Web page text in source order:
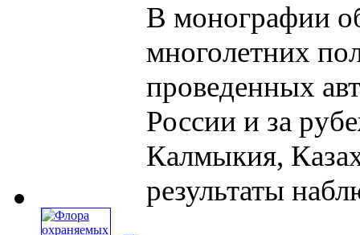
В монографии
многолетних
проведенных
России и за
Калмыкия,
результаты